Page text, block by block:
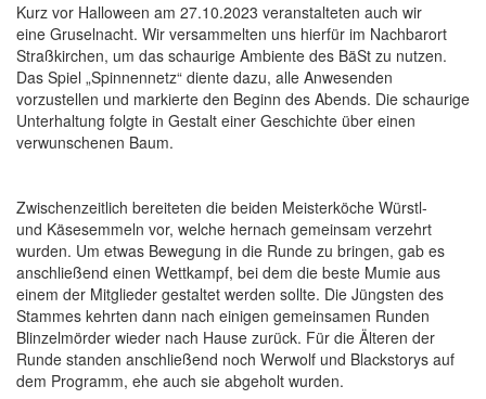
Kurz vor Halloween am 27.10.2023 veranstalteten auch wir
eine Gruselnacht. Wir versammelten uns hierfür im Nachbarort
Straßkirchen, um das schaurige Ambiente des BäSt zu nutzen.
Das Spiel „Spinnennetz“ diente dazu, alle Anwesenden
vorzustellen und markierte den Beginn des Abends. Die schaurige
Unterhaltung folgte in Gestalt einer Geschichte über einen
verwunschenen Baum.
Zwischenzeitlich bereiteten die beiden Meisterköche Würstl-
und Käsesemmeln vor, welche hernach gemeinsam verzehrt
wurden. Um etwas Bewegung in die Runde zu bringen, gab es
anschließend einen Wettkampf, bei dem die beste Mumie aus
einem der Mitglieder gestaltet werden sollte. Die Jüngsten des
Stammes kehrten dann nach einigen gemeinsamen Runden
Blinzelmörder wieder nach Hause zurück. Für die Älteren der
Runde standen anschließend noch Werwolf und Blackstorys auf
dem Programm, ehe auch sie abgeholt wurden.